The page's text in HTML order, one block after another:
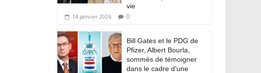
vie
14 janvier 2026 0
Bill Gates et le PDG de
Pfizer, Albert Bourla,
sommés de témoigner
dans le cadre d’une